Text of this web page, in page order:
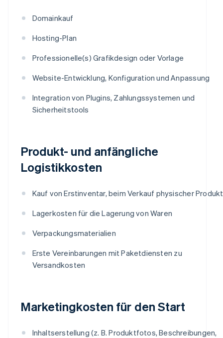
Domainkauf
Hosting-Plan
Professionelle(s) Grafikdesign oder Vorlage
Website-Entwicklung, Konfiguration und Anpassung
Integration von Plugins, Zahlungssystemen und
Sicherheitstools
Produkt- und anfängliche
Logistikkosten
Kauf von Erstinventar, beim Verkauf physischer
Lagerkosten für die Lagerung von Waren
Verpackungsmaterialien
Erste Vereinbarungen mit Paketdiensten zu
Versandkosten
Marketingkosten für den Start
Inhaltserstellung (z. B. Produktfotos, Beschreibungen,